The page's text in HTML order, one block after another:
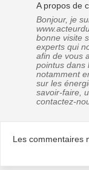
A propos de
Bonjour, je
bonne visite
experts qui
afin de vous
pointus dans
notamment
sur les
savoir-faire,
contactez-
Les commentaires